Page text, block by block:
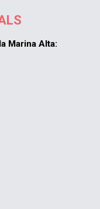
Marina Alta: